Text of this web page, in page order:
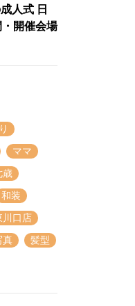
人式 日
開催会場
ママ
歳
和装
川口店
真
髪型